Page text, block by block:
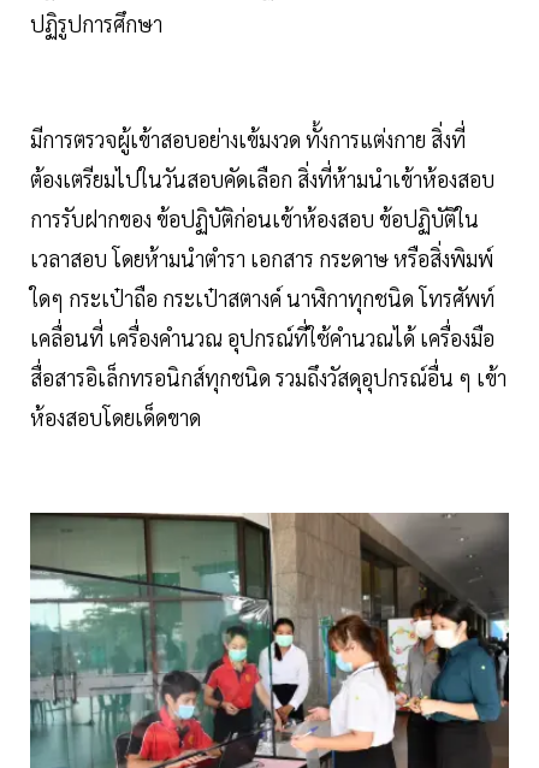
ปฏิรูปการศึกษา
มีการตรวจผู้เข้าสอบอย่างเข้มงวด ทั้งการแต่งกาย สิ่งที่
ต้องเตรียมไปในวันสอบคัดเลือก สิ่งที่ห้ามนำเข้าห้องสอบ
การรับฝากของ ข้อปฏิบัติก่อนเข้าห้องสอบ ข้อปฏิบัติใน
เวลาสอบ โดยห้ามนำตำรา เอกสาร กระดาษ หรือสิ่งพิมพ์
ใดๆ กระเป๋าถือ กระเป๋าสตางค์ นาฬิกาทุกชนิด โทรศัพท์
เคลื่อนที่ เครื่องคำนวณ อุปกรณ์ที่ใช้คำนวณได้ เครื่องมือ
สื่อสารอิเล็กทรอนิกส์ทุกชนิด รวมถึงวัสดุอุปกรณ์อื่น ๆ เข้า
ห้องสอบโดยเด็ดขาด